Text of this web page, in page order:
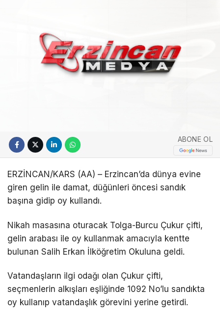
ABONE OL
ERZİNCAN/KARS (AA) – Erzincan’da dünya evine
giren gelin ile damat, düğünleri öncesi sandık
başına gidip oy kullandı.
Nikah masasına oturacak Tolga-Burcu Çukur çifti,
gelin arabası ile oy kullanmak amacıyla kentte
bulunan Salih Erkan İlköğretim Okuluna geldi.
Vatandaşların ilgi odağı olan Çukur çifti,
seçmenlerin alkışları eşliğinde 1092 No’lu sandıkta
oy kullanıp vatandaşlık görevini yerine getirdi.